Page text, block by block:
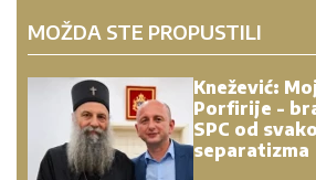
MOŽDA STE PROPUSTILI
Knežević:
Porfirije -
SPC od
separatizma